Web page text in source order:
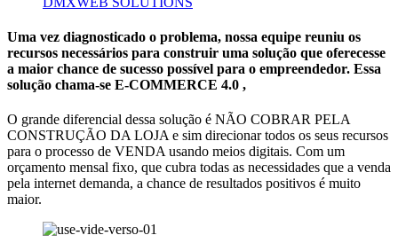
Uma vez diagnosticado o problema, nossa equipe reuniu os
recursos necessários para construir uma solução que oferecesse
a maior chance de sucesso possível para o empreendedor. Essa
solução chama-se E-COMMERCE 4.0 ,
O grande diferencial dessa solução é NÃO COBRAR PELA
CONSTRUÇÃO DA LOJA e sim direcionar todos os seus recursos
para o processo de VENDA usando meios digitais. Com um
orçamento mensal fixo, que cubra todas as necessidades que a venda
pela internet demanda, a chance de resultados positivos é muito
maior.